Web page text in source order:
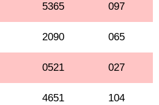
5365 097
2090 065
0521 027
4651 104